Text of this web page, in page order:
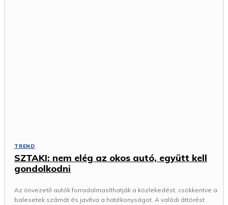
TREND
SZTAKI: nem elég az okos autó, együtt kell
gondolkodni
Az önvezető autók forradalmasíthatják a közlekedést, csökkentve a
balesetek számát és javítva a hatékonyságot. A valódi áttörést